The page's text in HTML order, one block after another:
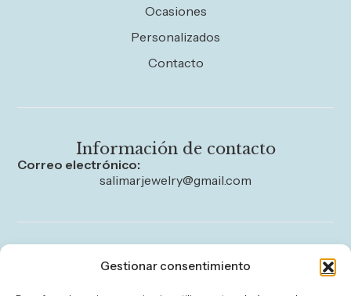
Gestionar consentimiento
Ocasiones
Personalizados
Contacto
Información de contacto
Correo electrónico:
salimarjewelry@gmail.com